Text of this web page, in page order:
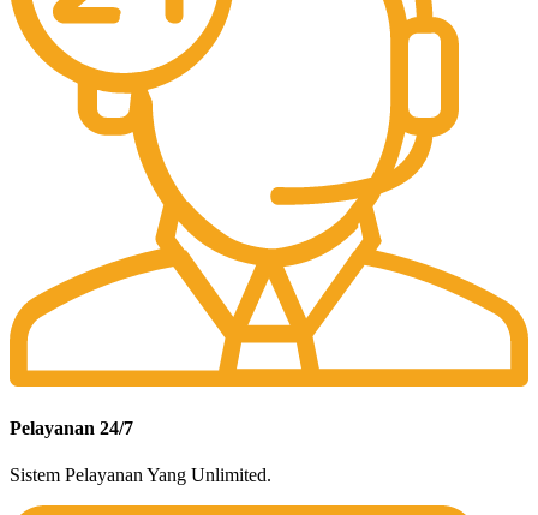
Pelayanan 24/7
Sistem Pelayanan Yang Unlimited.